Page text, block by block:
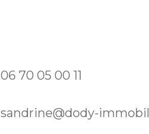
06 70 05 00 11
sandrine@dody-